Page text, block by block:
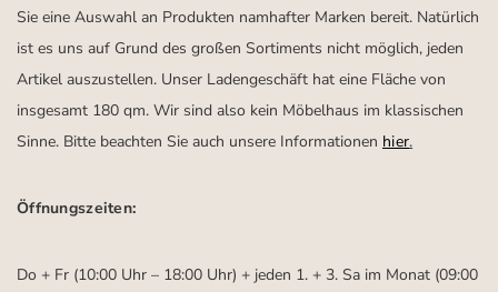
Sie eine Auswahl an Produkten namhafter Marken bereit. Natürlich
ist es uns auf Grund des großen Sortiments nicht möglich, jeden
Artikel auszustellen. Unser Ladengeschäft hat eine Fläche von
insgesamt 180 qm. Wir sind also kein Möbelhaus im klassischen
Sinne. Bitte beachten Sie auch unsere Informationen hier.
Öffnungszeiten:
Do + Fr (10:00 Uhr – 18:00 Uhr) + jeden 1. + 3. Sa im Monat (09:00